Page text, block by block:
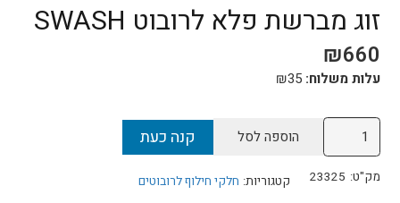
זוג מברשת פלא לרובוט SWASH
₪660
עלות משלוח: ₪35
כמות
של
זוג
הוספה לסל קנה כעת
מק"ט: 23325 קטגוריות: חלקי חילוף לרובוטים